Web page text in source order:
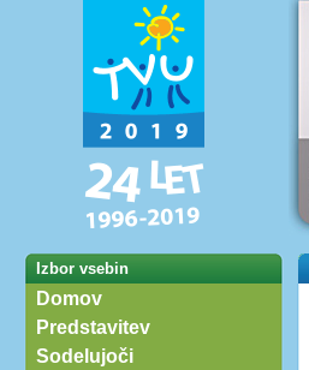
Izbor vsebin
Domov
Predstavitev
Sodelujoči